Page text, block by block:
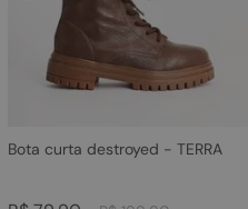
Bota curta destroyed - TERRA